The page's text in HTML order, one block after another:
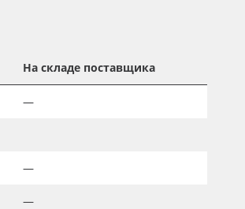
На складе поставщика
—
—
—